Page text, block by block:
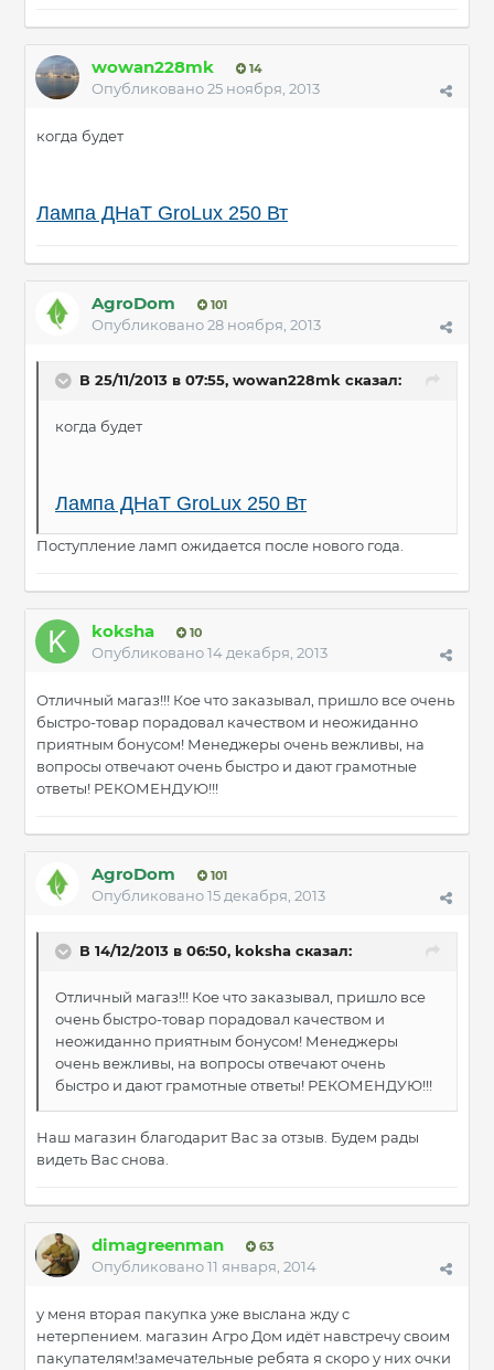
wowan228mk 14
Опубликовано25 ноября, 2013
когда будет
Лампа ДНаТ GroLux 250 Вт
AgroDom 101
Опубликовано28 ноября, 2013
В 25/11/2013 в 07:55, wowan228mk сказал:
когда будет
Лампа ДНаТ GroLux 250 Вт
Поступление ламп ожидается после нового года.
koksha 10
Опубликовано14 декабря, 2013
Отличный магаз!!! Кое что заказывал, пришло все очень
быстро-товар порадовал качеством и неожиданно
приятным бонусом! Менеджеры очень вежливы, на
вопросы отвечают очень быстро и дают грамотные
ответы! РЕКОМЕНДУЮ!!!
AgroDom 101
Опубликовано15 декабря, 2013
В 14/12/2013 в 06:50, koksha сказал:
Отличный магаз!!! Кое что заказывал, пришло все
очень быстро-товар порадовал качеством и
неожиданно приятным бонусом! Менеджеры
очень вежливы, на вопросы отвечают очень
быстро и дают грамотные ответы! РЕКОМЕНДУЮ!!!
Наш магазин благодарит Вас за отзыв. Будем рады
видеть Вас снова.
dimagreenman 63
Опубликовано11 января, 2014
у меня вторая пакупка уже выслана жду с
нетерпением. магазин Агро Дом идёт навстречу своим
пакупателям!замечательные ребята я скоро у них очки